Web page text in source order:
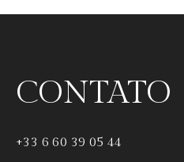
CONTATO
+33 6 60 39 05 44